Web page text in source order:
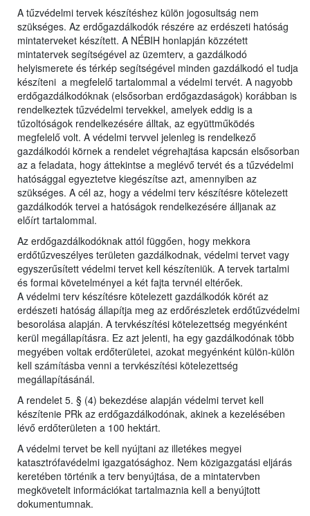
A tűzvédelmi tervek készítéshez külön jogosultság nem
szükséges. Az erdőgazdálkodók részére az erdészeti hatóság
mintaterveket készített. A NÉBIH honlapján közzétett
mintatervek segítségével az üzemterv, a gazdálkodó
helyismerete és térkép segítségével minden gazdálkodó el tudja
készíteni a megfelelő tartalommal a védelmi tervét. A nagyobb
erdőgazdálkodóknak (elsősorban erdőgazdaságok) korábban is
rendelkeztek tűzvédelmi tervekkel, amelyek eddig is a
tűzoltóságok rendelkezésére álltak, az együttműködés
megfelelő volt. A védelmi tervvel jelenleg is rendelkező
gazdálkodói körnek a rendelet végrehajtása kapcsán elsősorban
az a feladata, hogy áttekintse a meglévő tervét és a tűzvédelmi
hatósággal egyeztetve kiegészítse azt, amennyiben az
szükséges. A cél az, hogy a védelmi terv készítésre kötelezett
gazdálkodók tervei a hatóságok rendelkezésére álljanak az
előírt tartalommal.
Az erdőgazdálkodóknak attól függően, hogy mekkora
erdőtűzveszélyes területen gazdálkodnak, védelmi tervet vagy
egyszerűsített védelmi tervet kell készíteniük. A tervek tartalmi
és formai követelményei a két fajta tervnél eltérőek.
A védelmi terv készítésre kötelezett gazdálkodók körét az
erdészeti hatóság állapítja meg az erdőrészletek erdőtűzvédelmi
besorolása alapján. A tervkészítési kötelezettség megyénként
kerül megállapításra. Ez azt jelenti, ha egy gazdálkodónak több
megyében voltak erdőterületei, azokat megyénként külön-külön
kell számításba venni a tervkészítési kötelezettség
megállapításánál.
A rendelet 5. § (4) bekezdése alapján védelmi tervet kell
készítenie PRk az erdőgazdálkodónak, akinek a kezelésében
lévő erdőterületen a 100 hektárt.
A védelmi tervet be kell nyújtani az illetékes megyei
katasztrófavédelmi igazgatósághoz. Nem közigazgatási eljárás
keretében történik a terv benyújtása, de a mintatervben
megkövetelt információkat tartalmaznia kell a benyújtott
dokumentumnak.